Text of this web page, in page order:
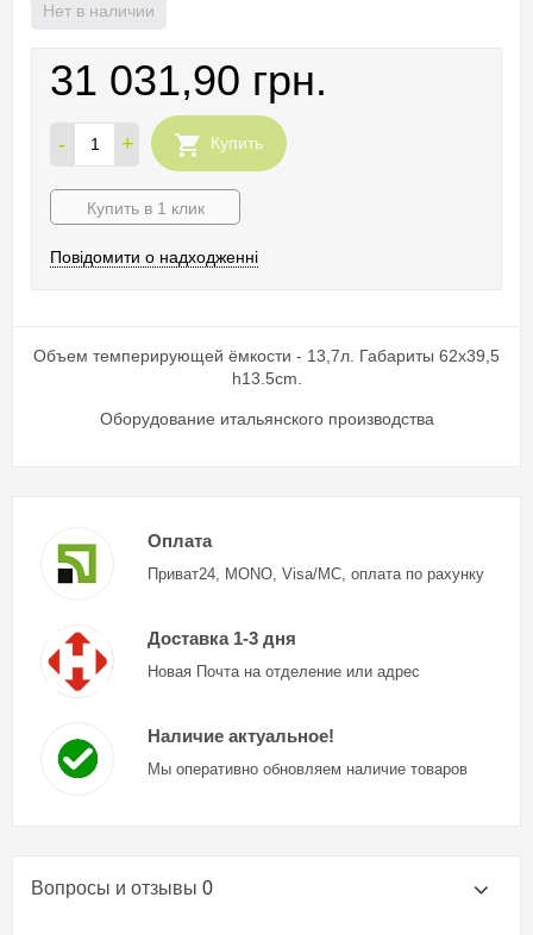
Нет в наличии
31 031,90 грн.
- + Купить
Купить в 1 клик
Повідомити о надходженні
Объем темперирующей ёмкости - 13,7л. Габариты 62x39,5
h13.5cm.
Оборудование итальянского производства
Оплата
Приват24, MONO, Visa/MC, оплата по рахунку
Доставка 1-3 дня
Новая Почта на отделение или адрес
Наличие актуальное!
Мы оперативно обновляем наличие товаров
Вопросы и отзывы 0